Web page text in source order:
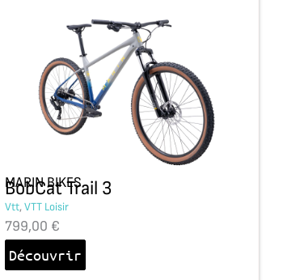
MARIN BIKES
BobCat Trail 3
Vtt, VTT Loisir
799,00 €
Découvrir